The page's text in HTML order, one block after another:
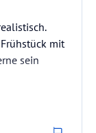
mit
sein